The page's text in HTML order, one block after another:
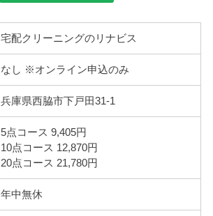
宅配クリーニングのリナビス
なし ※オンライン申込のみ
兵庫県西脇市下戸田31-1
5点コース 9,405円
10点コース 12,870円
20点コース 21,780円
年中無休